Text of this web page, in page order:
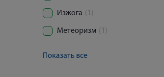
Изжога (1)
Метеоризм (1)
Показать все